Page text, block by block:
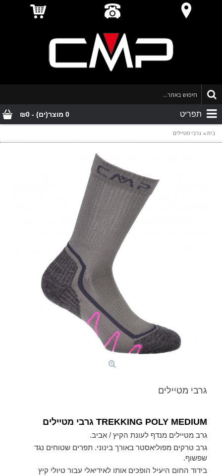
0 מוצר(ים) - ₪0 תפריט
בית גרבי מטיילים
גרבי מטיילים
TREKKING POLY MEDIUM גרבי מטיילים
גרב מטיילים מנדף לעונת הקיץ / אביב.
גרב טרקים מפוליאסטר באורך בינוני. תפרים שטוחים נגד
שפשוף.
בידוד החום היעיל הופכים אותו לאידיאלי עבור טיולי קיץ